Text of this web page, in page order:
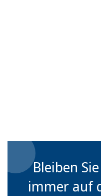
Bleiben
immer auf